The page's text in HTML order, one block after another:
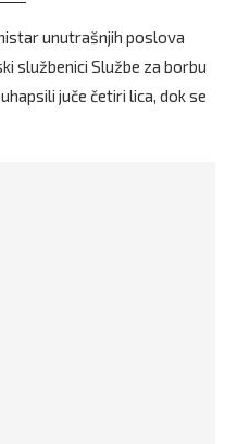
unutrašnjih poslova
službenici Službe za borbu
juče četiri lica, dok se